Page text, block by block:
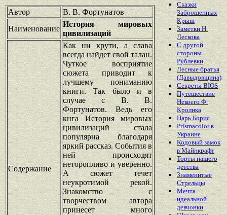
Автор
В. В. Фортунатов
Наименование
История мировых
цивилизаций
Содержание
Как ни крути, а слава
всегда найдет свой талан.
Чуткое восприятие
сюжета приводит к
лучшему пониманию
книги. Так было и в
случае с В. В.
Фортунатов. Ведь его
кнга История мировых
цивилизаций стала
популярна благодаря
яркий рассказ. События в
ней происходят
неторопливо и уверенно.
А сюжет течет
неукротимой рекой.
Знакомство с
творчеством автора
принесет много
Сказки
Заброшенных
Крыш
Заметки Н.
Лескова
С другой
стороны
Рублевки
Лесные братья
(Давыдовщина)
Секреты BIOS
Путешествие
Некоего Ф.
Кролика
Царь Борис
Prismacolor в
Украине
Кодовый замок
в Майнкрафт
Торты нашего
детства
Знаменитые
Стрельцы
Мечта
идеальной
девчонки